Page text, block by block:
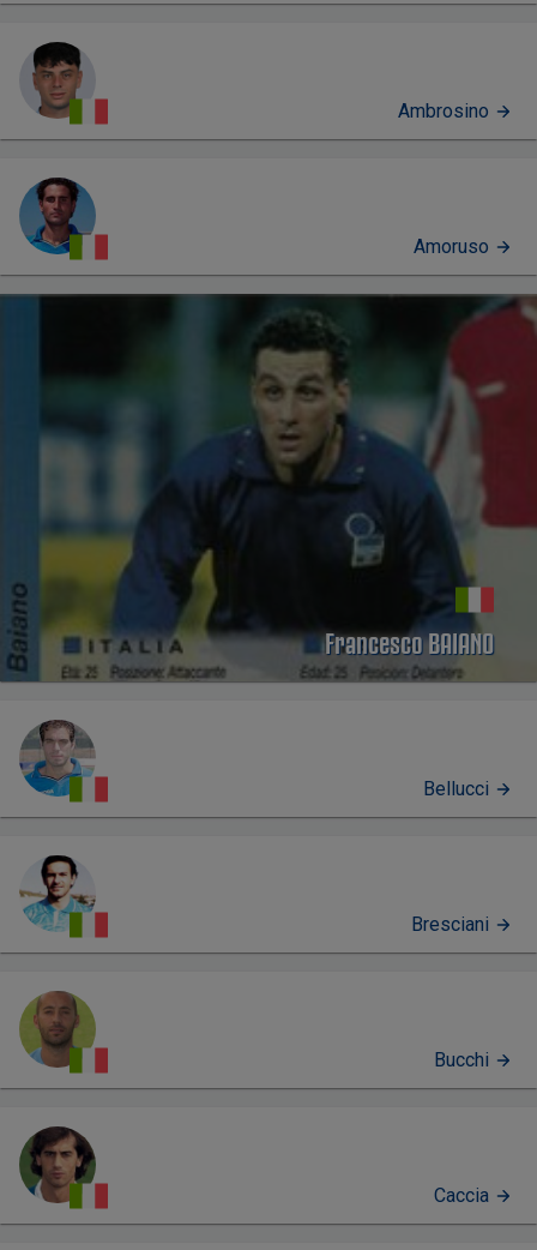
Ambrosino
Amoruso
Francesco BAIANO
Bellucci
Bresciani
Bucchi
Caccia